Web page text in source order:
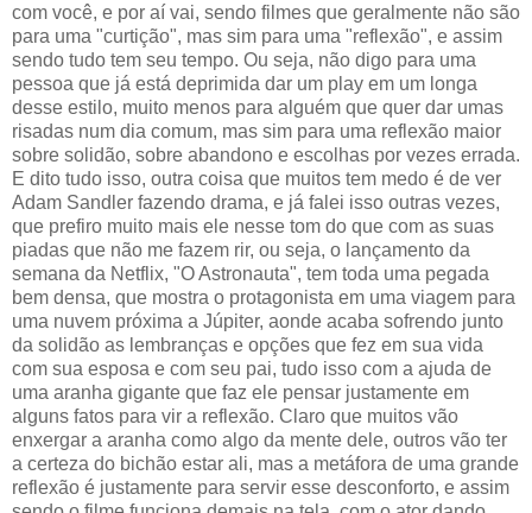
com você, e por aí vai, sendo filmes que geralmente não são
para uma "curtição", mas sim para uma "reflexão", e assim
sendo tudo tem seu tempo. Ou seja, não digo para uma
pessoa que já está deprimida dar um play em um longa
desse estilo, muito menos para alguém que quer dar umas
risadas num dia comum, mas sim para uma reflexão maior
sobre solidão, sobre abandono e escolhas por vezes errada.
E dito tudo isso, outra coisa que muitos tem medo é de ver
Adam Sandler fazendo drama, e já falei isso outras vezes,
que prefiro muito mais ele nesse tom do que com as suas
piadas que não me fazem rir, ou seja, o lançamento da
semana da Netflix, "O Astronauta", tem toda uma pegada
bem densa, que mostra o protagonista em uma viagem para
uma nuvem próxima a Júpiter, aonde acaba sofrendo junto
da solidão as lembranças e opções que fez em sua vida
com sua esposa e com seu pai, tudo isso com a ajuda de
uma aranha gigante que faz ele pensar justamente em
alguns fatos para vir a reflexão. Claro que muitos vão
enxergar a aranha como algo da mente dele, outros vão ter
a certeza do bichão estar ali, mas a metáfora de uma grande
reflexão é justamente para servir esse desconforto, e assim